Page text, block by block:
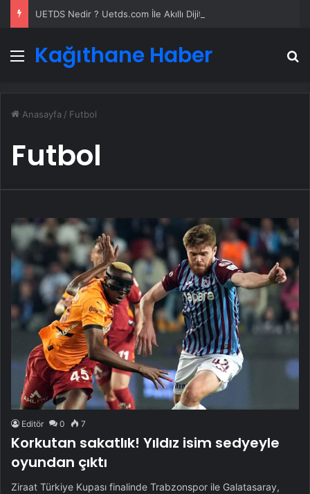
Menü
Kağıthane Haber
Anasayfa / Futbol
Futbol
Editör 0 7
Korkutan sakatlık! Yıldız isim sedyeyle
oyundan çıktı
Ziraat Türkiye Kupası finalinde Trabzonspor ile Galatasaray,